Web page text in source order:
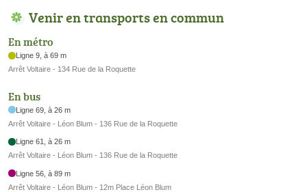
Venir en transports en commun
En métro
Ligne 9, à 69 m
Arrêt Voltaire - 134 Rue de la Roquette
En bus
Ligne 69, à 26 m
Arrêt Voltaire - Léon Blum - 136 Rue de la Roquette
Ligne 61, à 26 m
Arrêt Voltaire - Léon Blum - 136 Rue de la Roquette
Ligne 56, à 89 m
Arrêt Voltaire - Léon Blum - 12m Place Léon Blum